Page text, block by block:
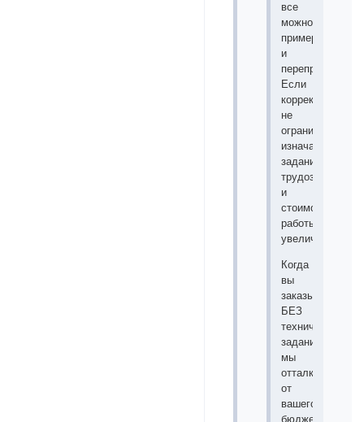
все
можно
примерить
и
перепробовать.
Если
корректировки
не
ограничиваются
изначальным
заданием,
трудозатраты
и
стоимость
работы
увеличивается.
Когда
вы
заказываете
БЕЗ
технического
задания,
мы
отталкиваемся
от
вашего
бюджета